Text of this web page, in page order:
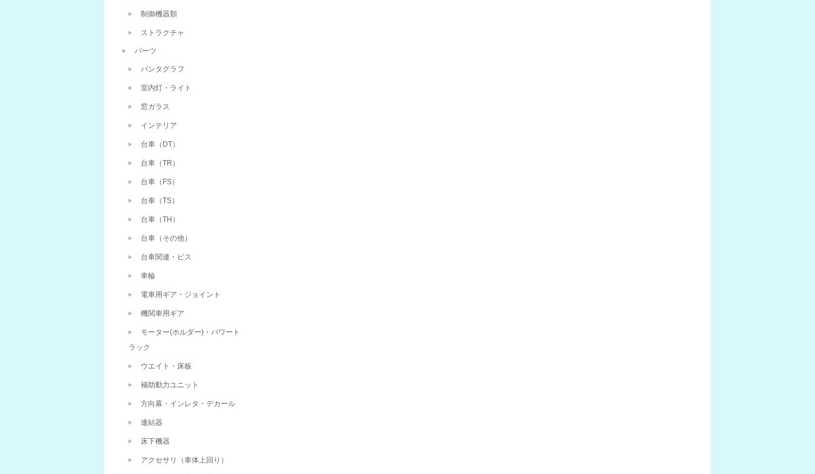
制御機器類
ストラクチャ
パーツ
パンタグラフ
室内灯・ライト
窓ガラス
インテリア
台車（DT）
台車（TR）
台車（FS）
台車（TS）
台車（TH）
台車（その他）
台車関連・ビス
車輪
電車用ギア・ジョイント
機関車用ギア
モーター(ホルダー)・パワート
ラック
ウエイト・床板
補助動力ユニット
方向幕・インレタ・デカール
連結器
床下機器
アクセサリ（車体上回り）